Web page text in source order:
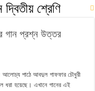
শ্রেণি
গান প্রশ্ন উত্তর
আলোচ্য পাঠে আবদুল গাফফার চৌধুরী
ধরা হয়েছে। এখানে গানের এই